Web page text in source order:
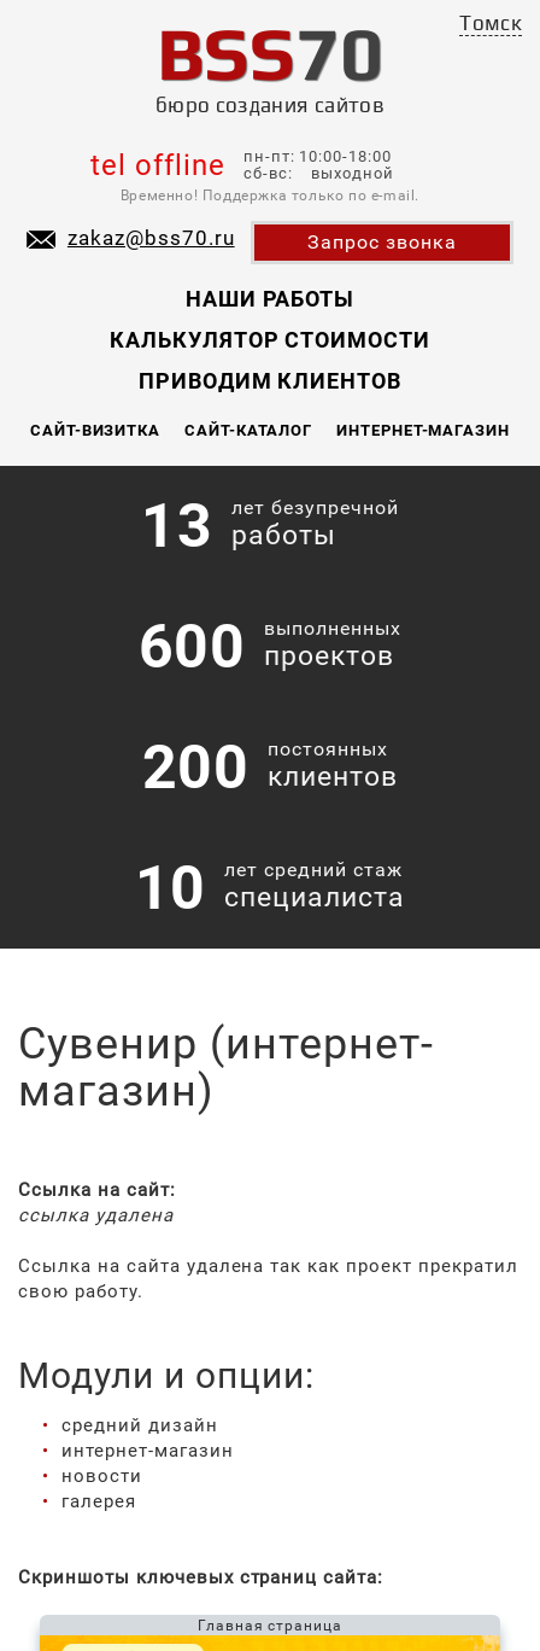
BSS70
бюро создания сайтов
Томск
tel offline
пн-пт: 10:00-18:00
сб-вс: выходной
Временно! Поддержка только по e-mail.
zakaz@bss70.ru Запрос звонка
НАШИ РАБОТЫ
КАЛЬКУЛЯТОР СТОИМОСТИ
ПРИВОДИМ КЛИЕНТОВ
САЙТ-ВИЗИТКА САЙТ-КАТАЛОГ ИНТЕРНЕТ-МАГАЗИН
13 лет безупречной
работы
600 выполненных
проектов
200 постоянных
клиентов
10 лет средний стаж
специалиста
Сувенир (интернет-
магазин)
Ссылка на сайт:
ссылка удалена
Ссылка на сайта удалена так как проект прекратил
свою работу.
Модули и опции:
средний дизайн
интернет-магазин
новости
галерея
Скриншоты ключевых страниц сайта:
Главная страница